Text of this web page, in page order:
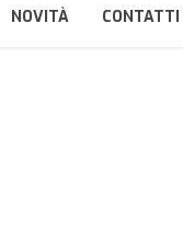
NOVITÀ CONTATTI